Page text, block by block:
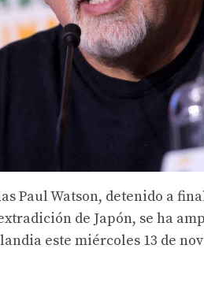
Paul Watson, detenido a
de Japón, se ha
este miércoles 13 de